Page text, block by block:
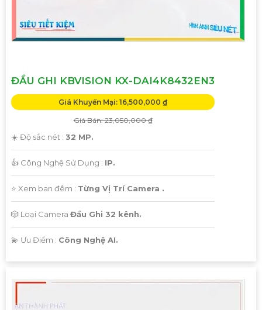
ĐẦU GHI KBVISION KX-DAI4K8432EN3
Giá Khuyến Mại: 16,500,000 ₫
Giá Bán: 23,050,000 ₫
☀️ Độ sắc nét : 32 MP.
👍 Công Nghệ Sử Dụng : IP.
⭐ Xem ban đêm : Từng Vị Trí Camera .
🎲 Loại Camera Đầu Ghi 32 kênh.
️💫 Ưu Điểm : Công Nghệ AI.